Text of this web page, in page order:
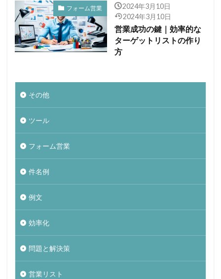
フォーム営業
2024年3月10日
2024年3月10日
営業成功の鍵｜効率的な
ターゲットリストの作り
方
その他
ツール
フォーム営業
件名例
例文
効率化
問題と解決策
営業リスト